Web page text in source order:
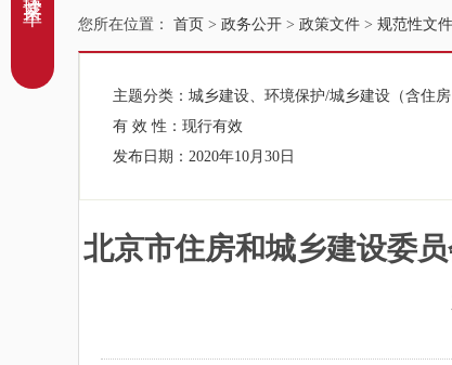
您所在位置： 首页 > 政务公开 > 政策文件 > 规范性文件
主题分类： 城乡建设、环境保护/城乡建设（含住
有 效 性： 现行有效
发布日期： 2020年10月30日
北京市住房和城乡建设委